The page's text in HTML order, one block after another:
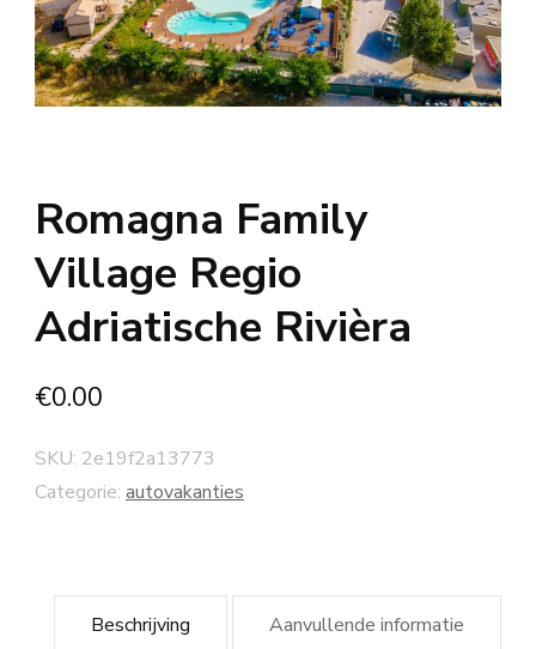
Romagna Family
Village Regio
Adriatische Rivièra
€0.00
SKU: 2e19f2a13773
Categorie: autovakanties
Beschrijving Aanvullende informatie